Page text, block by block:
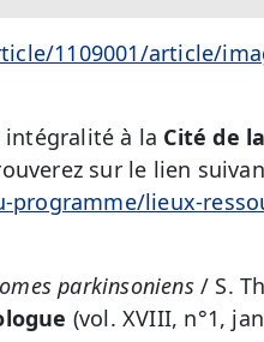
1109001/article/
intégralité à la Cité de
sur le lien
programme/lieux-
parkinsoniens/ S.
(vol. XVIII, n°1,